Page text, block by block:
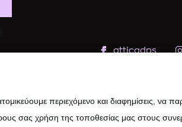
atticadps
περιεχόμενο και διαφημίσεις, να
σας χρήση της τοποθεσίας μας στους